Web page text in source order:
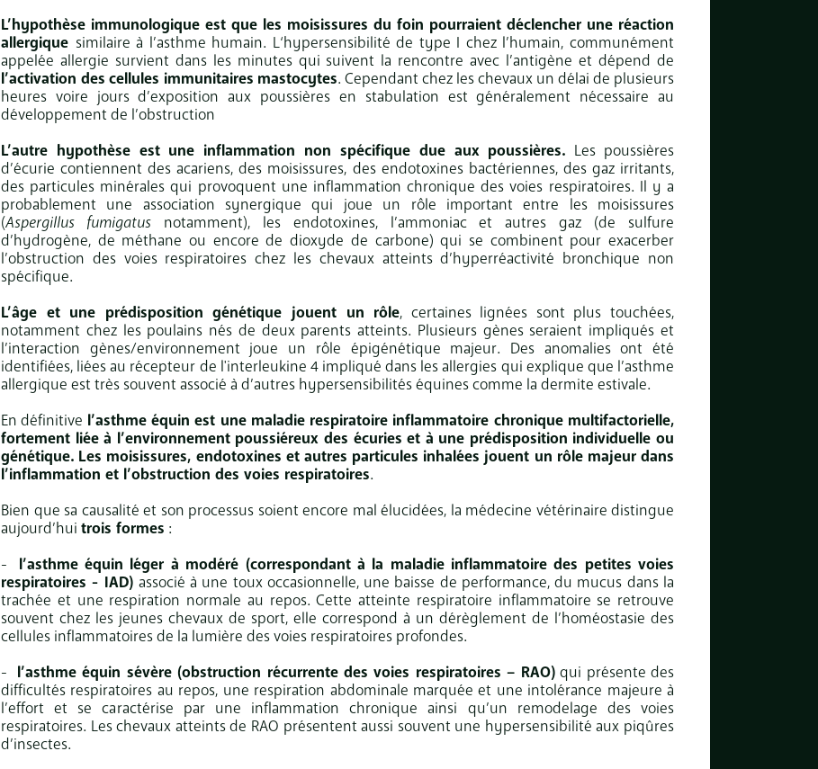
L’hypothèse immunologique est que les moisissures du foin pourraient déclencher une réaction
allergique similaire à l’asthme humain. L‘hypersensibilité de type I chez l’humain, communément
appelée allergie survient dans les minutes qui suivent la rencontre avec l’antigène et dépend de
l’activation des cellules immunitaires mastocytes. Cependant chez les chevaux un délai de plusieurs
heures voire jours d’exposition aux poussières en stabulation est généralement nécessaire au
développement de l’obstruction
L’autre hypothèse est une inflammation non spécifique due aux poussières. Les poussières
d’écurie contiennent des acariens, des moisissures, des endotoxines bactériennes, des gaz irritants,
des particules minérales qui provoquent une inflammation chronique des voies respiratoires. Il y a
probablement une association synergique qui joue un rôle important entre les moisissures
(Aspergillus fumigatusnotamment), les endotoxines, l’ammoniac et autres gaz (de sulfure
d’hydrogène, de méthane ou encore de dioxyde de carbone) qui se combinent pour exacerber
l’obstruction des voies respiratoires chez les chevaux atteints d’hyperréactivité bronchique non
spécifique.
L’âge et une prédisposition génétique jouent un rôle, certaines lignées sont plus touchées,
notamment chez les poulains nés de deux parents atteints. Plusieurs gènes seraient impliqués et
l’interaction gènes/environnement joue un rôle épigénétique majeur. Des anomalies ont été
identifiées, liées au récepteur de l'interleukine 4 impliqué dans les allergies qui explique que l’asthme
allergique est très souvent associé à d’autres hypersensibilités équines comme la dermite estivale.
En définitive l’asthme équin est une maladie respiratoire inflammatoire chronique multifactorielle,
fortement liée à l’environnement poussiéreux des écuries et à une prédisposition individuelle ou
génétique. Les moisissures, endotoxines et autres particules inhalées jouent un rôle majeur dans
l’inflammation et l’obstruction des voies respiratoires.
Bien que sa causalité et son processus soient encore mal élucidées, la médecine vétérinaire distingue
aujourd’hui trois formes :
-
l’asthme équin léger à modéré (correspondant à la maladie inflammatoire des petites voies
respiratoires - IAD) associé à une toux occasionnelle, une baisse de performance, du mucus dans la
trachée et une respiration normale au repos. Cette atteinte respiratoire inflammatoire se retrouve
souvent chez les jeunes chevaux de sport, elle correspond à un dérèglement de l’homéostasie des
cellules inflammatoires de la lumière des voies respiratoires profondes.
- l’asthme équin sévère (obstruction récurrente des voies respiratoires – RAO)qui présente des
difficultés respiratoires au repos, une respiration abdominale marquée et une intolérance majeure à
l’effort et se caractérise par une inflammation chronique ainsi qu’un remodelage des voies
respiratoires. Les chevaux atteints de RAO présentent aussi souvent une hypersensibilité aux piqûres
d’insectes.